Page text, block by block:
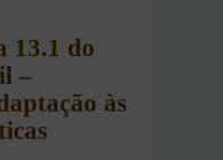
13.1 do
–
às